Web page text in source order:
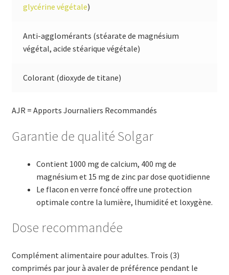
glycérine végétale)
Anti-agglomérants (stéarate de magnésium
végétal, acide stéarique végétale)
Colorant (dioxyde de titane)
AJR = Apports Journaliers Recommandés
Garantie de qualité Solgar
Contient 1000 mg de calcium, 400 mg de
magnésium et 15 mg de zinc par dose quotidienne
Le flacon en verre foncé offre une protection
optimale contre la lumière, lhumidité et loxygène.
Dose recommandée
Complément alimentaire pour adultes. Trois (3)
comprimés par jour à avaler de préférence pendant le